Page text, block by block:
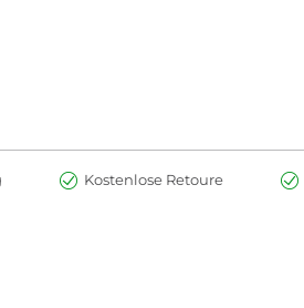
Kostenlose Retoure